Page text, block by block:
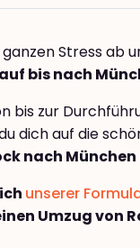
Stress ab
bis nach
bis zur
dich auf die
nach München
unserer
Umzug von